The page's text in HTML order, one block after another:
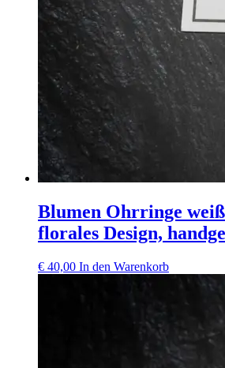
Blumen Ohrringe
florales Design,
€ 40,00 In den Warenkorb